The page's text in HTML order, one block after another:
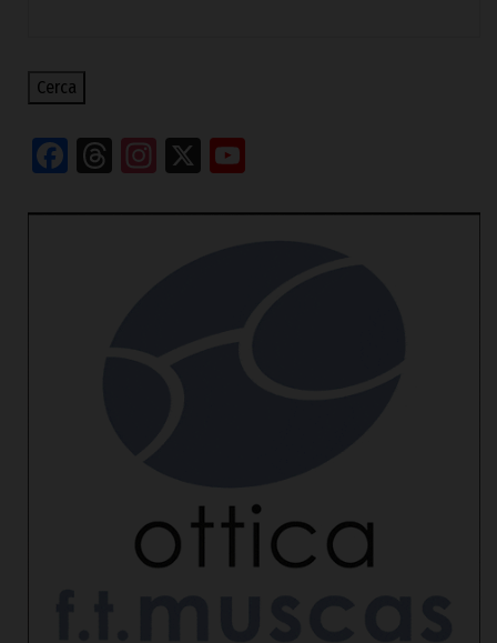
Cerca
Facebook
Threads
Instagram
X